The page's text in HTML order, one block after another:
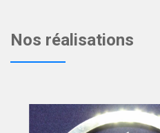
Nos réalisations